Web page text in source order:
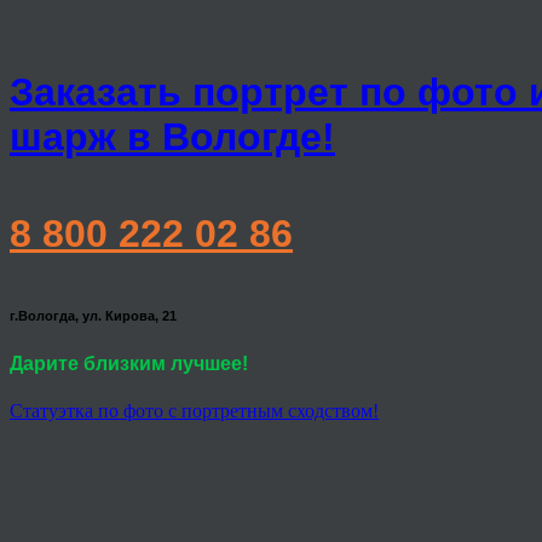
Заказать портрет по фото
шарж в Вологде!
8 800 222 02 86
г.Вологда, ул. Кирова, 21
Дарите близким лучшее!
Статуэтка по фото с портретным сходством!